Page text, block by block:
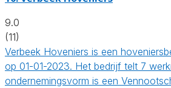
9.0
(11)
Verbeek Hoveniers is een
op 01-01-2023. Het bedrijf telt 7
ondernemingsvorm is een